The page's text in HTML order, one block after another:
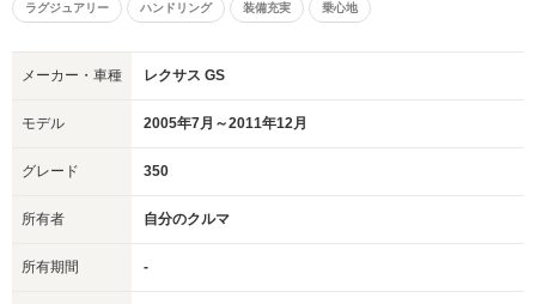
ラグジュアリー ハンドリング 装備充実 乗心地
メーカー・車種 レクサス GS
モデル 2005年7月～2011年12月
グレード 350
所有者 自分のクルマ
所有期間 -